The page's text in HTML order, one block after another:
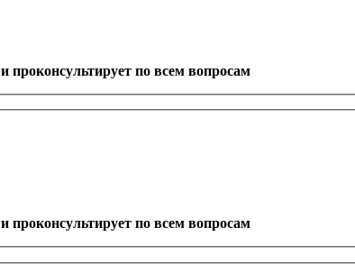
и проконсультирует по всем вопросам
и проконсультирует по всем вопросам